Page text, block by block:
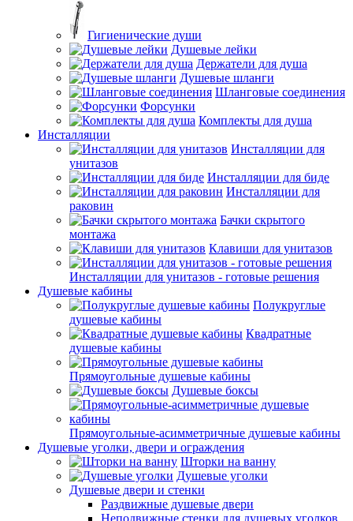
Гигиенические души
Душевые лейки
Держатели для душа
Душевые шланги
Шланговые соединения
Форсунки
Комплекты для душа
Инсталляции
Инсталляции для
унитазов
Инсталляции для биде
Инсталляции для
раковин
Бачки скрытого
монтажа
Клавиши для унитазов
Инсталляции для унитазов - готовые решения
Душевые кабины
Полукруглые
душевые кабины
Квадратные
душевые кабины
Прямоугольные душевые кабины
Душевые боксы
Прямоугольные-асимметричные душевые кабины
Душевые уголки, двери и ограждения
Шторки на ванну
Душевые уголки
Душевые двери и стенки
Раздвижные душевые двери
Неподвижные стенки для душевых уголков